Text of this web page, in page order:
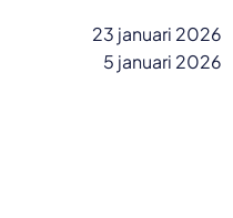
23 januari 2026
5 januari 2026